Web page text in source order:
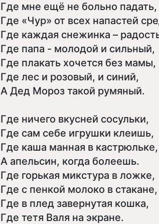
Где мне ещё не больно падать,
Где «Чур» от всех напастей
Где каждая снежинка –
Где папа - молодой и сильный,
Где плакать хочется без мамы,
Где лес и розовый, и синий,
А Дед Мороз такой румяный.
Где ничего вкусней сосульки,
Где сам себе игрушки клеишь,
Где каша манная в кастрюльке,
А апельсин, когда болеешь.
Где горькая микстура в ложке,
Где с пенкой молоко в стакане,
Где в плед завернутая кошка,
Где тетя Валя на экране.